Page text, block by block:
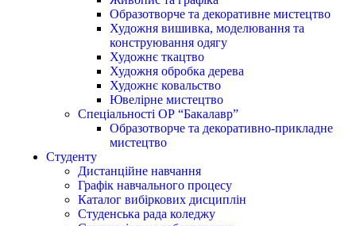
Образотворче та декоративне мистецтво
Художня вишивка, моделювання та
конструювання одягу
Художнє ткацтво
Художня обробка дерева
Художнє ковальство
Ювелірне мистецтво
Спеціальності ОР “Бакалавр”
Образотворче та декоративно-прикладне
мистецтво
Студенту
Дистанційне навчання
Графік навчального процесу
Каталог вибіркових дисциплін
Студенська рада коледжу